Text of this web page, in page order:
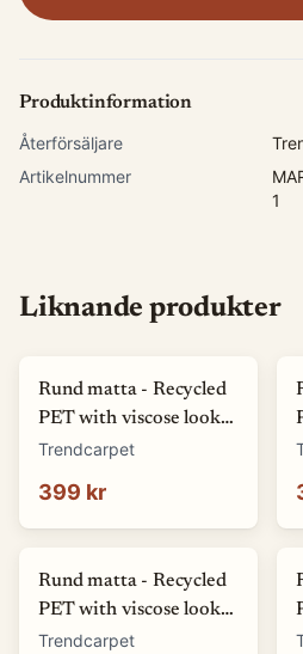
Produktinformation
Återförsäljare
Artikelnummer
1
Liknande produkter
Rund matta - Recycled
PET with viscose look
(offwhite) (Storlek: Ø
Trendcarpet
399 kr
Rund matta - Recycled
PET with viscose look
(svart) (Storlek: Ø 80
Trendcarpet